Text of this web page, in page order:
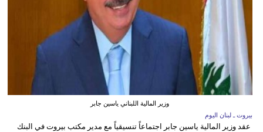
وزير المالية اللبناني ياسين جابر
بيروت ـ لبنان اليوم
عقد وزير المالية ياسين جابر اجتماعاً تنسيقياً مع مدير مكتب بيروت في البنك